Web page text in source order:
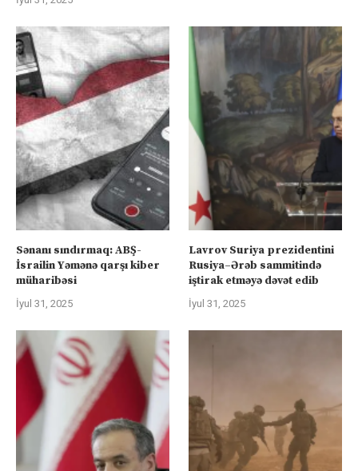
Sənanı sındırmaq: ABŞ-
İsrailin Yəmənə qarşı kiber
müharibəsi
İyul 31, 2025
Lavrov Suriya prezidentini
Rusiya–Ərəb sammitində
iştirak etməyə dəvət edib
İyul 31, 2025